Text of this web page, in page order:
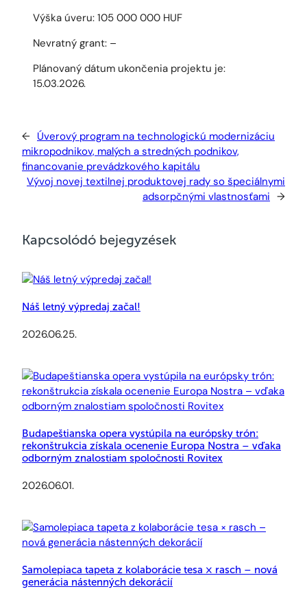
Výška úveru: 105 000 000 HUF
Nevratný grant: –
Plánovaný dátum ukončenia projektu je:
15.03.2026.
← Úverový program na technologickú modernizáciu
mikropodnikov, malých a stredných podnikov,
financovanie prevádzkového kapitálu
Vývoj novej textilnej produktovej rady so špeciálnymi
adsorpčnými vlastnosťami →
Kapcsolódó bejegyzések
Náš letný výpredaj začal!
2026.06.25.
Budapeštianska opera vystúpila na európsky trón:
rekonštrukcia získala ocenenie Europa Nostra – vďaka
odborným znalostiam spoločnosti Rovitex
2026.06.01.
Samolepiaca tapeta z kolaborácie tesa × rasch – nová
generácia nástenných dekorácií